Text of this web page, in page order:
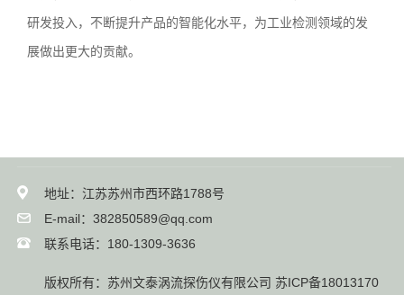
研发投入，不断提升产品的智能化水平，为工业检测领域的发
展做出更大的贡献。
地址：江苏苏州市西环路1788号
E-mail：382850589@qq.com
联系电话：180-1309-3636
版权所有：苏州文泰涡流探伤仪有限公司 苏ICP备18013170